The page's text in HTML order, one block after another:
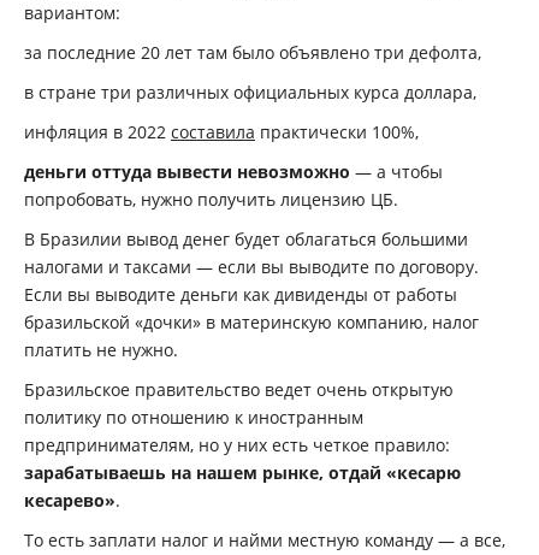
вариантом:
за последние 20 лет там было объявлено три дефолта,
в стране три различных официальных курса доллара,
инфляция в 2022 составила практически 100%,
деньги оттуда вывести невозможно — а чтобы
попробовать, нужно получить лицензию ЦБ.
В Бразилии вывод денег будет облагаться большими
налогами и таксами — если вы выводите по договору.
Если вы выводите деньги как дивиденды от работы
бразильской «дочки» в материнскую компанию, налог
платить не нужно.
Бразильское правительство ведет очень открытую
политику по отношению к иностранным
предпринимателям, но у них есть четкое правило:
зарабатываешь на нашем рынке, отдай «кесарю
кесарево».
То есть заплати налог и найми местную команду — а все,